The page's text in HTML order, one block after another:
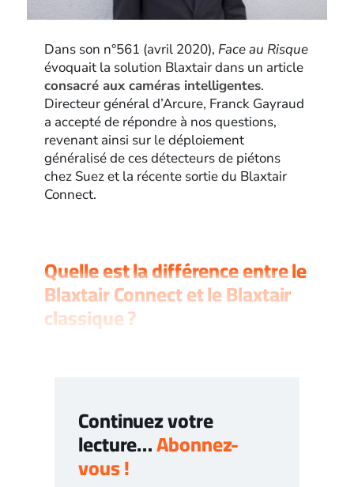
Dans son n°561 (avril 2020), Face au Risque
évoquait la solution Blaxtair dans un article
consacré aux caméras intelligentes.
Directeur général d’Arcure, Franck Gayraud
a accepté de répondre à nos questions,
revenant ainsi sur le déploiement
généralisé de ces détecteurs de piétons
chez Suez et la récente sortie du Blaxtair
Connect.
Quelle est la différence entre le
Blaxtair Connect et le Blaxtair
classique ?
Continuez votre
lecture…Abonnez-
vous !